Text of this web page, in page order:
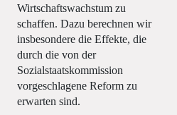
Wirtschaftswachstum zu
schaffen. Dazu berechnen wir
insbesondere die Effekte, die
durch die von der
Sozialstaatskommission
vorgeschlagene Reform zu
erwarten sind.